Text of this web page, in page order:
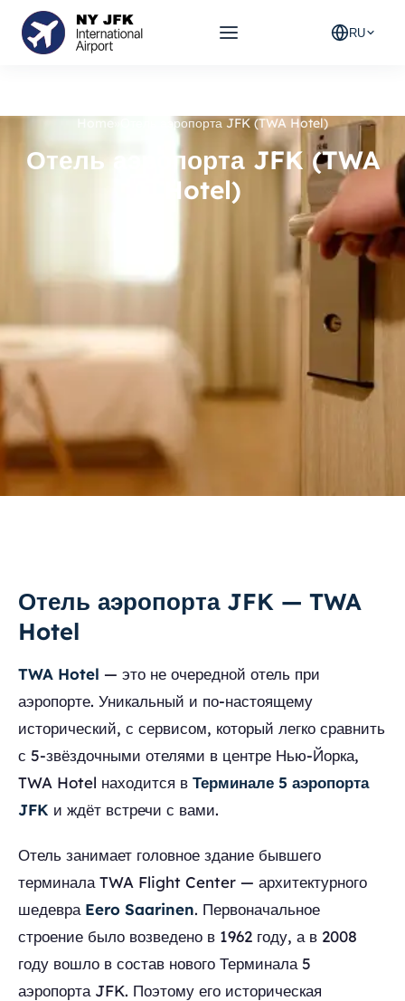
RU
Home Отель аэропорта JFK (TWA Hotel)
Отель аэропорта JFK (TWA
Hotel)
Отель аэропорта JFK — TWA
Hotel
TWA Hotel — это не очередной отель при
аэропорте. Уникальный и по-настоящему
исторический, с сервисом, который легко сравнить
с 5-звёздочными отелями в центре Нью-Йорка,
TWA Hotel находится в Терминале 5 аэропорта
JFK и ждёт встречи с вами.
Отель занимает головное здание бывшего
терминала TWA Flight Center — архитектурного
шедевра Eero Saarinen. Первоначальное
строение было возведено в 1962 году, а в 2008
году вошло в состав нового Терминала 5
аэропорта JFK. Поэтому его историческая